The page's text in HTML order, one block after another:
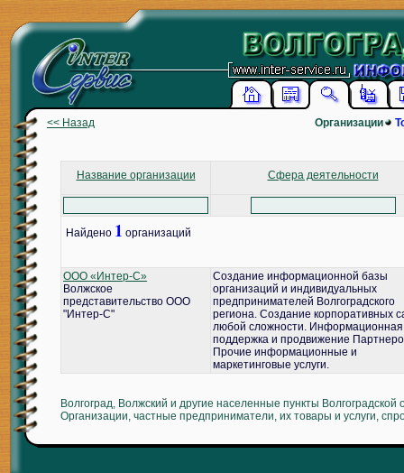
<< Назад Организации
Название организации Сфера деятельности
Найдено 1 организаций
ООО «Интер-С»
Волжское
представительство ООО
"Интер-С"
Создание информационной базы
организаций и индивидуальных
предпринимателей Волгоградского
региона. Создание корпоративных
любой сложности. Информационная
поддержка и продвижение
Прочие информационные и
маркетинговые услуги.
Волгоград, Волжский и другие населенные пункты Волгоградской
Организации, частные предприниматели, их товары и услуги,